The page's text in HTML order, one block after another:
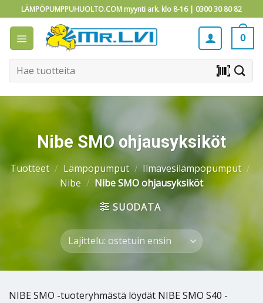
to
content
LÄMPÖPUMPPUHUOLTO.COM myynti ark. klo 8-16 | 0300 30 80 82
0
Etsi: barcode_scanner
Nibe SMO ohjausyksiköt
Tuotteet / Lämpöpumput / Ilmavesilämpöpumput /
Nibe / Nibe SMO ohjausyksiköt
SUODATA
NIBE SMO -tuoteryhmästä löydät NIBE SMO S40 -